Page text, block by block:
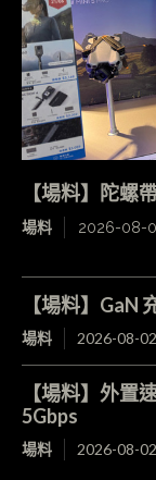
【場料】陀
場料 2026-08-
【場料】GaN
場料 2026-08-02
【場料】外
5Gbps
場料 2026-08-02